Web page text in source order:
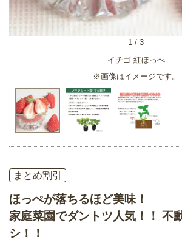
イチゴ 紅ほっぺ
※画像はイメージです。
1 / 3
まとめ割引
ほっぺが落ちるほど美味！
家庭菜園でダントツ人気！！ 不
シ！！